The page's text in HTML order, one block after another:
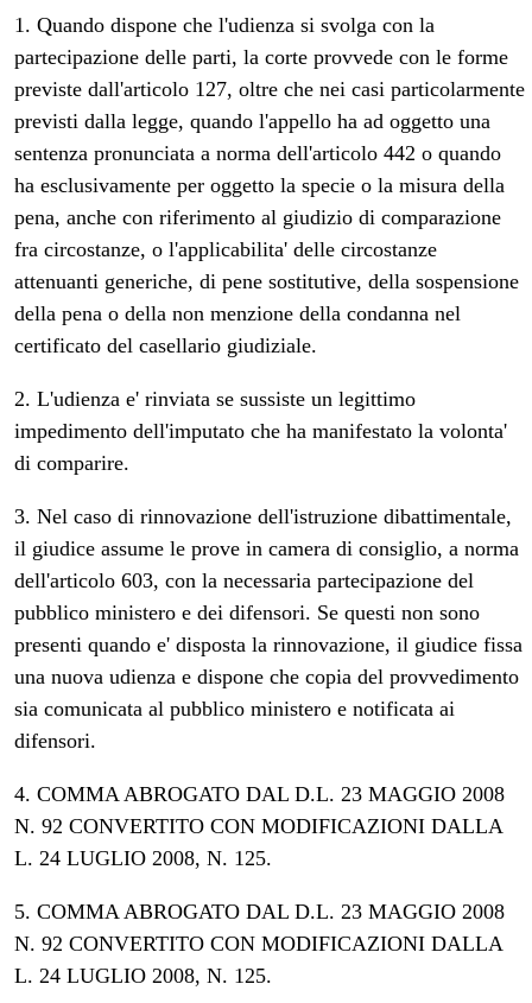
1. Quando dispone che l'udienza si svolga con la
partecipazione delle parti, la corte provvede con le forme
previste dall'articolo 127, oltre che nei casi particolarmente
previsti dalla legge, quando l'appello ha ad oggetto una
sentenza pronunciata a norma dell'articolo 442 o quando
ha esclusivamente per oggetto la specie o la misura della
pena, anche con riferimento al giudizio di comparazione
fra circostanze, o l'applicabilita' delle circostanze
attenuanti generiche, di pene sostitutive, della sospensione
della pena o della non menzione della condanna nel
certificato del casellario giudiziale.
2. L'udienza e' rinviata se sussiste un legittimo
impedimento dell'imputato che ha manifestato la volonta'
di comparire.
3. Nel caso di rinnovazione dell'istruzione dibattimentale,
il giudice assume le prove in camera di consiglio, a norma
dell'articolo 603, con la necessaria partecipazione del
pubblico ministero e dei difensori. Se questi non sono
presenti quando e' disposta la rinnovazione, il giudice fissa
una nuova udienza e dispone che copia del provvedimento
sia comunicata al pubblico ministero e notificata ai
difensori.
4. COMMA ABROGATO DAL D.L. 23 MAGGIO 2008
N. 92 CONVERTITO CON MODIFICAZIONI DALLA
L. 24 LUGLIO 2008, N. 125.
5. COMMA ABROGATO DAL D.L. 23 MAGGIO 2008
N. 92 CONVERTITO CON MODIFICAZIONI DALLA
L. 24 LUGLIO 2008, N. 125.